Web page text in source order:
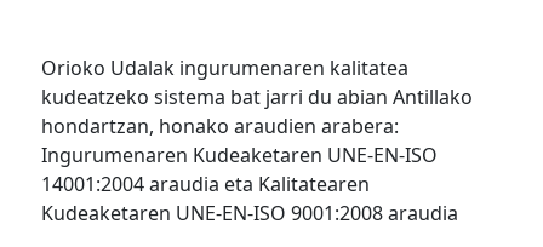
Orioko Udalak ingurumenaren kalitatea
kudeatzeko sistema bat jarri du abian Antillako
hondartzan, honako araudien arabera:
Ingurumenaren Kudeaketaren UNE-EN-ISO
14001:2004 araudia eta Kalitatearen
Kudeaketaren UNE-EN-ISO 9001:2008 araudia